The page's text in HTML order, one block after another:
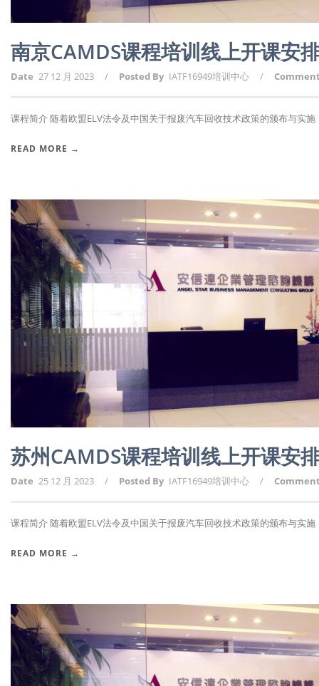
南京CAMDS课程培训线上开课安
Date 27 12 月 2023 / Posted By IATF16949培训中心 /
课程简介 随着欧盟ELV法令及中国关于报废汽车回收技术政策的颁布与实施
READ MORE →
苏州CAMDS课程培训线上开课安
Date 25 12 月 2023 / Posted By IATF16949培训中心 /
课程简介 随着欧盟ELV法令及中国关于报废汽车回收技术政策的颁布与实施
READ MORE →